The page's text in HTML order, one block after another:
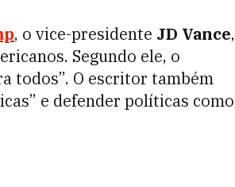
, o vice-presidente JD Vance,
Segundo ele, o
todos”. O escritor também
e defender políticas como